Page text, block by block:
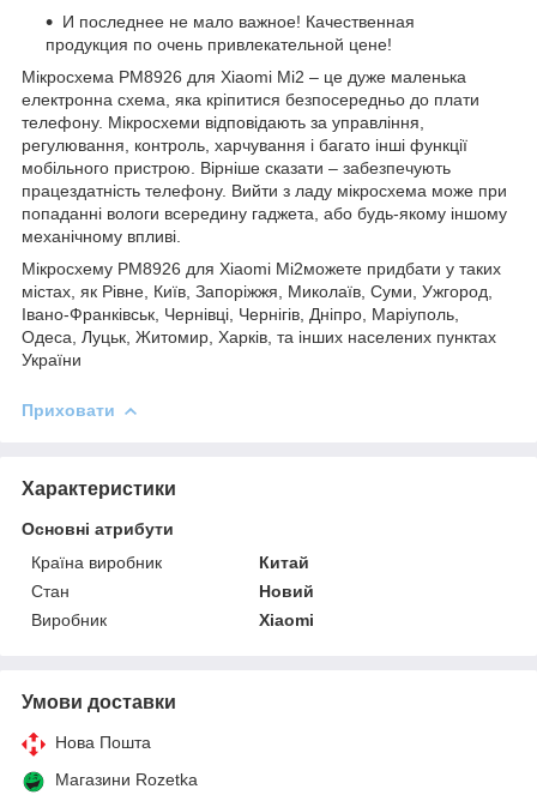
И последнее не мало важное! Качественная
продукция по очень привлекательной цене!
Мікросхема PM8926 для Xiaomi Mi2 – це дуже маленька
електронна схема, яка кріпитися безпосередньо до плати
телефону. Мікросхеми відповідають за управління,
регулювання, контроль, харчування і багато інші функції
мобільного пристрою. Вірніше сказати – забезпечують
працездатність телефону. Вийти з ладу мікросхема може при
попаданні вологи всередину гаджета, або будь-якому іншому
механічному впливі.
Мікросхему PM8926 для Xiaomi Мі2можете придбати у таких
містах, як Рівне, Київ, Запоріжжя, Миколаїв, Суми, Ужгород,
Івано-Франківськ, Чернівці, Чернігів, Дніпро, Маріуполь,
Одеса, Луцьк, Житомир, Харків, та інших населених пунктах
України
Приховати
Характеристики
Основні атрибути
Країна виробник
Китай
Стан
Новий
Виробник
Xiaomi
Умови доставки
Нова Пошта
Магазини Rozetka